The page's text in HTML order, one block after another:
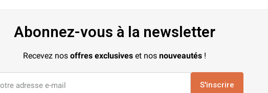
Abonnez-vous à la newsletter
Recevez nos offres exclusives et nos nouveautés !
S'inscrire